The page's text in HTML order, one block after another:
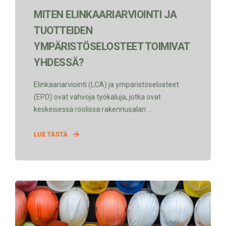
MITEN ELINKAARIARVIOINTI JA
TUOTTEIDEN
YMPÄRISTÖSELOSTEET TOIMIVAT
YHDESSÄ?
Elinkaariarviointi (LCA) ja ympäristöselosteet
(EPD) ovat vahvoja työkaluja, jotka ovat
keskeisessä roolissa rakennusalan ...
LUE TÄSTÄ